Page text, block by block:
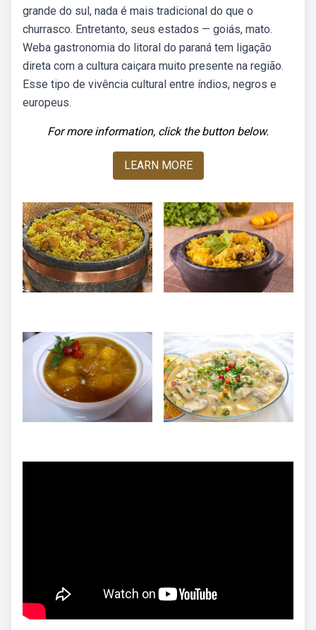
grande do sul, nada é mais tradicional do que o
churrasco. Entretanto, seus estados — goiás, mato.
Weba gastronomia do litoral do paraná tem ligação
direta com a cultura caiçara muito presente na região.
Esse tipo de vivência cultural entre índios, negros e
europeus.
For more information, click the button below.
LEARN MORE